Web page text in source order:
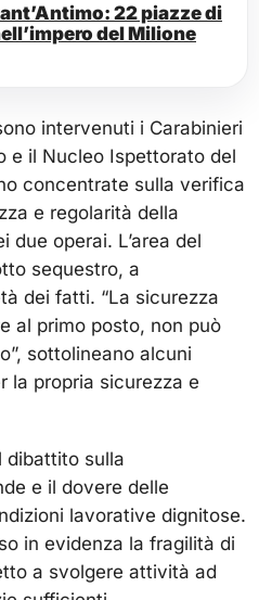
22 piazze di
del Milione
intervenuti i Carabinieri
e il Nucleo Ispettorato del
concentrate sulla verifica
e regolarità della
due operai. L’area del
sequestro, a
dei fatti. “La sicurezza
al primo posto, non può
sottolineano alcuni
la propria sicurezza e
dibattito sulla
e il dovere delle
lavorative dignitose.
in evidenza la fragilità di
a svolgere attività ad